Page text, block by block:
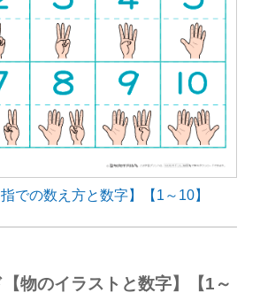
での数え方と数字】【1～10】
物のイラストと数字】【1～